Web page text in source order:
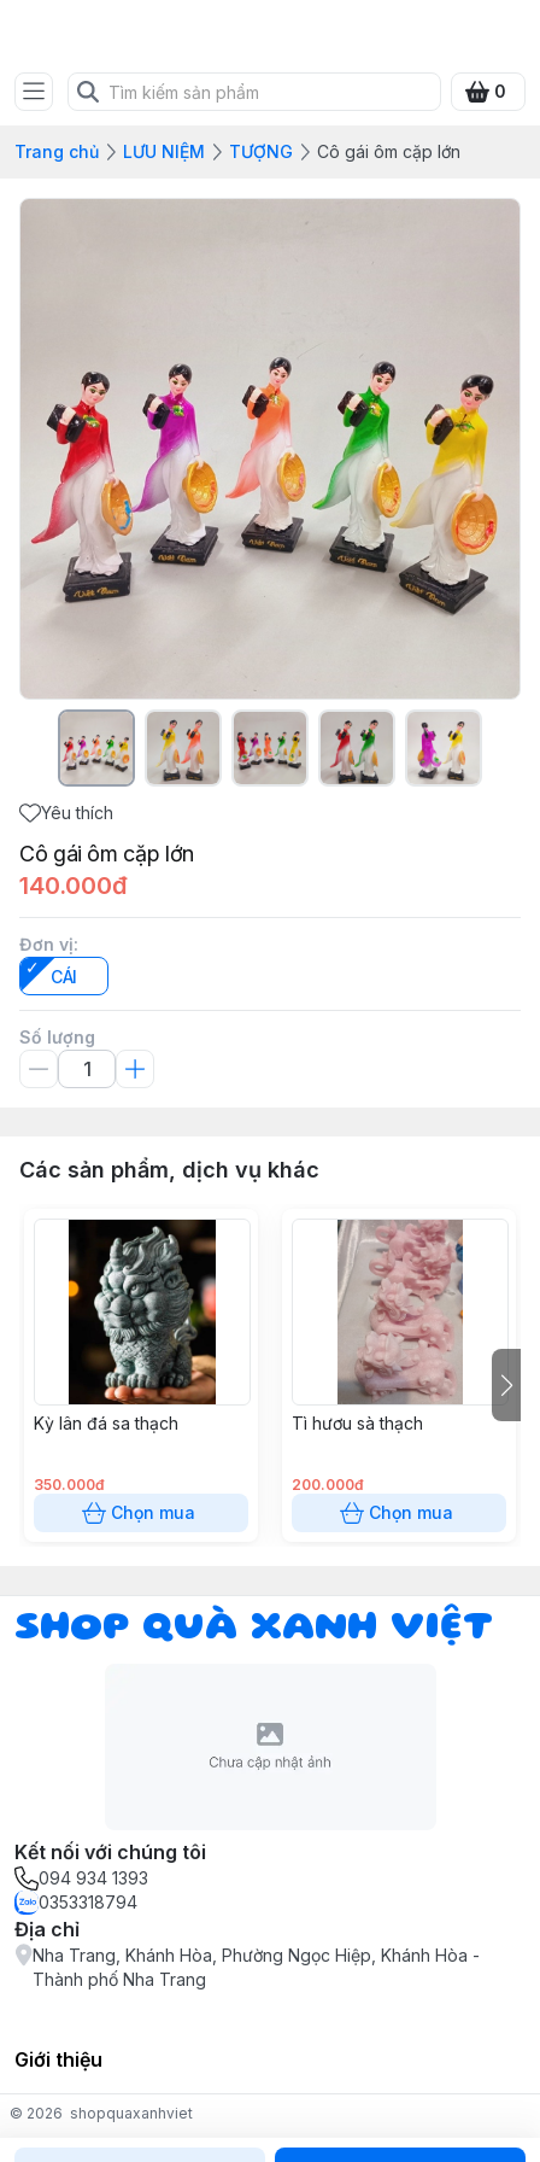
0
Trang chủ LƯU NIỆM TƯỢNG Cô gái ôm cặp lớn
Yêu thích
Cô gái ôm cặp lớn
140.000đ
Đơn vị:
CÁI
Số lượng
Các sản phẩm, dịch vụ khác
Kỳ lân đá sa thạch
350.000đ
Chọn mua
Tì hươu sà thạch
200.000đ
Chọn mua
SHOP QUÀ XANH VIỆT
Kết nối với chúng tôi
094 934 1393
0353318794
Địa chỉ
Nha Trang, Khánh Hòa, Phường Ngọc Hiệp, Khánh Hòa -
Thành phố Nha Trang
Giới thiệu
© 2026 shopquaxanhviet